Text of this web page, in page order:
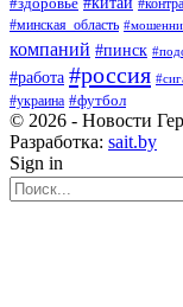
#здоровье
#минская_область
компаний #пинск
#работа #россия
#украина #футбол
© 2026 - Новости
Разработка: sait.by
Sign in